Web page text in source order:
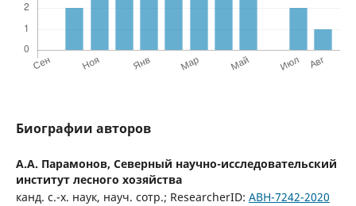
Биографии авторов
А.А. Парамонов, Северный научно-исследовательский
институт лесного хозяйства
канд. с.-х. наук, науч. сотр.; ResearcherID: ABH-7242-2020